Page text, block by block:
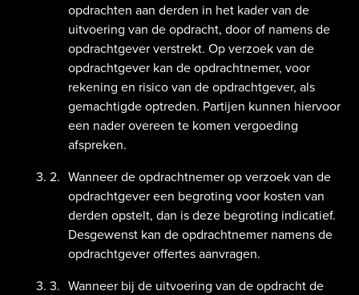
opdrachten aan derden in het kader van de
uitvoering van de opdracht, door of namens de
opdrachtgever verstrekt. Op verzoek van de
opdrachtgever kan de opdrachtnemer, voor
rekening en risico van de opdrachtgever, als
gemachtigde optreden. Partijen kunnen hiervoor
een nader overeen te komen vergoeding
afspreken.
Wanneer de opdrachtnemer op verzoek van de
opdrachtgever een begroting voor kosten van
derden opstelt, dan is deze begroting indicatief.
Desgewenst kan de opdrachtnemer namens de
opdrachtgever offertes aanvragen.
Wanneer bij de uitvoering van de opdracht de